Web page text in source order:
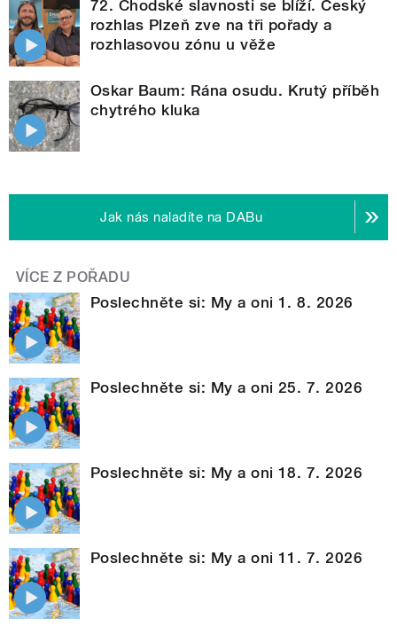
72. Chodské slavnosti se blíží. Český
rozhlas Plzeň zve na tři pořady a
rozhlasovou zónu u věže
Oskar Baum: Rána osudu. Krutý příběh
chytrého kluka
Jak nás naladíte na DABu
VÍCE Z POŘADU
Poslechněte si: My a oni 1. 8. 2026
Poslechněte si: My a oni 25. 7. 2026
Poslechněte si: My a oni 18. 7. 2026
Poslechněte si: My a oni 11. 7. 2026